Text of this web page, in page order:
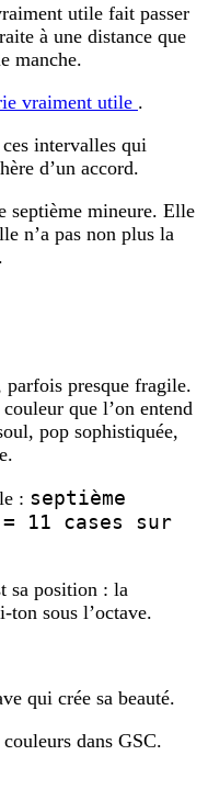
utile fait passer
à une distance que
manche.
vraiment utile .
intervalles qui
d’un accord.
septième mineure. Elle
n’a pas non plus la
presque fragile.
que l’on entend
pop sophistiquée,
: septième
11 cases sur
sa position : la
ton sous l’octave.
qui crée sa beauté.
dans GSC.